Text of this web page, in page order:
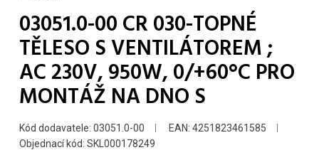
03051.0-00 CR 030-TOPNÉ
TĚLESO S VENTILÁTOREM ;
AC 230V, 950W, 0/+60°C PRO
MONTÁŽ NA DNO S
Kód dodavatele: 03051.0-00
EAN: 4251823461585
Objednací kód: SKL000178249